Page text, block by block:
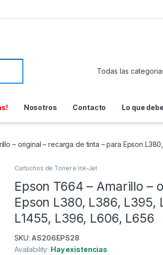
Nosotros Contacto Lo que
– original – recarga de tinta – para Epson
Cartuchos de Toner e Ink-Jet
Epson T664 – Amarillo –
Epson L380, L386, L395,
L1455, L396, L606, L656
SKU: AS206EPS28
Availability: Hay existencias